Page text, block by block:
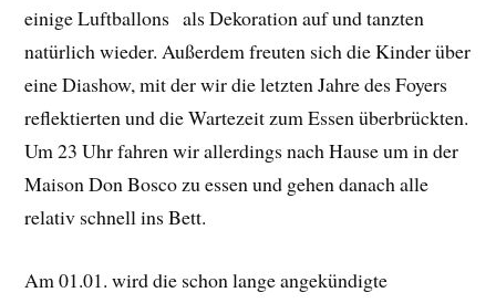
einige Luftballons als Dekoration auf und tanzten
natürlich wieder. Außerdem freuten sich die Kinder über
eine Diashow, mit der wir die letzten Jahre des Foyers
reflektierten und die Wartezeit zum Essen überbrückten.
Um 23 Uhr fahren wir allerdings nach Hause um in der
Maison Don Bosco zu essen und gehen danach alle
relativ schnell ins Bett.
Am 01.01. wird die schon lange angekündigte